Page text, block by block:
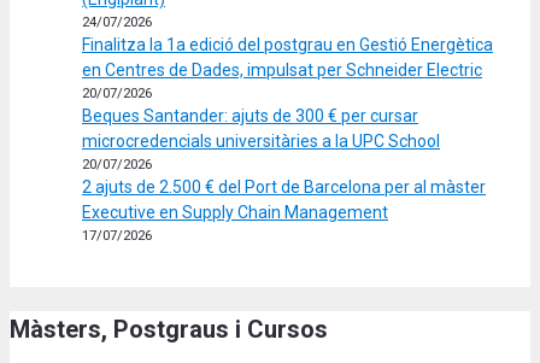
24/07/2026
Finalitza la 1a edició del postgrau en Gestió Energètica
en Centres de Dades, impulsat per Schneider Electric
20/07/2026
Beques Santander: ajuts de 300 € per cursar
microcredencials universitàries a la UPC School
20/07/2026
2 ajuts de 2.500 € del Port de Barcelona per al màster
Executive en Supply Chain Management
17/07/2026
Màsters, Postgraus i Cursos